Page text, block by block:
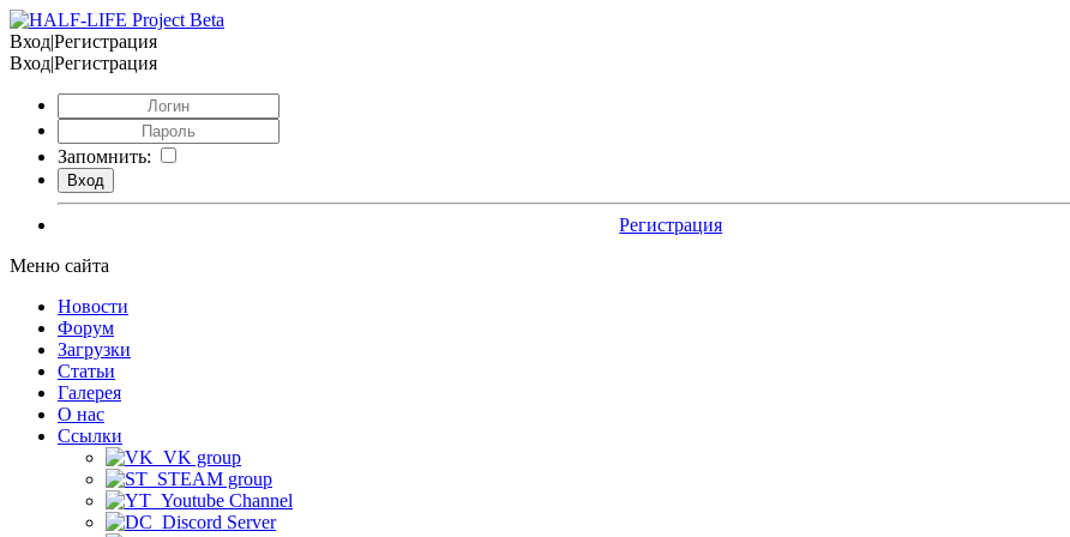
Вход|Регистрация
Вход|Регистрация
Запомнить:
Регистрация
Меню сайта
Новости
Форум
Загрузки
Статьи
Галерея
О нас
Ссылки
VK group
STEAM group
Youtube Channel
Discord Server